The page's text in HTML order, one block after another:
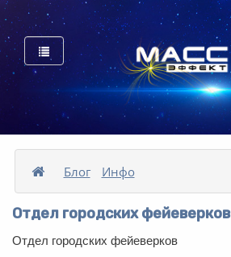
Блог Инфо
Отдел городских фейеверков
Отдел городских фейеверков